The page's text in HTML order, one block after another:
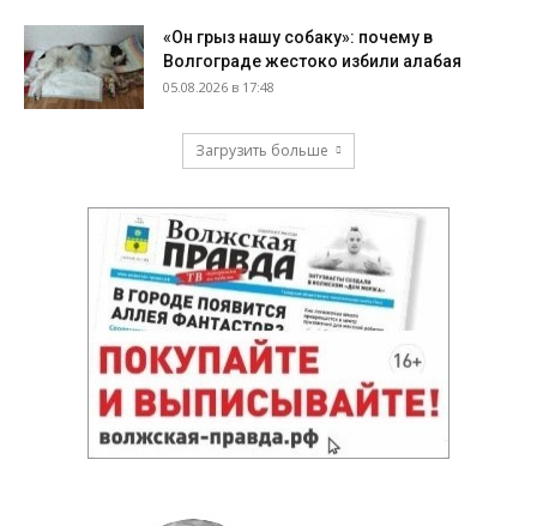
«Он грыз нашу собаку»: почему в
Волгограде жестоко избили алабая
05.08.2026 в 17:48
Загрузить больше